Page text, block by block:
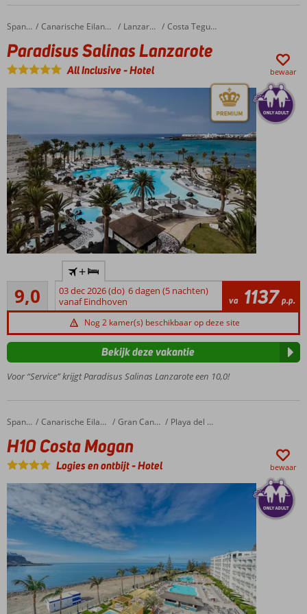
Op
van het
strand
Laat je
verwennen
in de Spa &
halfpension
Home Spanje Canarische Eilanden Lanzarote Costa Teguise
Paradisus Salinas Lanzarote
Paradisus Salinas Lanzarote
All Inclusive-Hotel bewaar
hotel
Verschillende
stranden op
loopafstand
à-la-
carterestaurant
bubbelbaden
Only
Adult:
minimale
16 jaar
9,0
Uitstekend
6
beoordelingen
+
03 dec 2026 (do) 6 dagen (5 nachten)
vanaf Eindhoven
va 1137 p.p.
Nog 2 kamer(s) beschikbaar op deze site
Voor “Service” krijgt Paradisus Salinas Lanzarote een 10,0!
Bekijk deze vakantie
Home Spanje Canarische Eilanden Gran Canaria Playa del Cura
H10 Costa Mogan
H10 Costa Mogan
Logies en ontbijt-Hotel bewaar